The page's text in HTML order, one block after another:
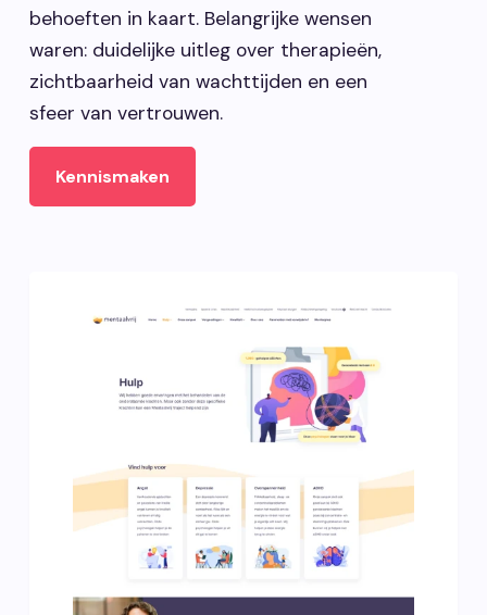
behoeften in kaart. Belangrijke wensen
waren: duidelijke uitleg over therapieën,
zichtbaarheid van wachttijden en een
sfeer van vertrouwen.
Kennismaken